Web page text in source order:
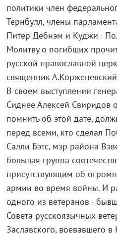
политики член
Тернбулл, члены
Питер Дебнэм и Куджи -
Молитву о погибших
русской православной
священник
В своем выступлении
Сиднее Алексей
помнить об этой дате,
перед всеми, кто сделал
Салли Бэтс, мэр района
большая группа
присутствующим об
армии во время войны. И
одного из ветеранов -
Совета русскоязычных
Заславского, воевавшего